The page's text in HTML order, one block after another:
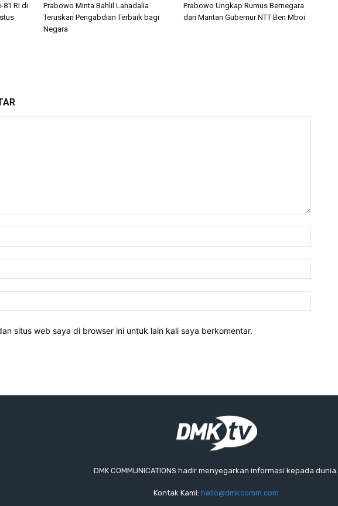
81 RI di
Prabowo Minta Bahlil Lahadalia
Teruskan Pengabdian Terbaik bagi
Negara
Prabowo Ungkap Rumus Bernegara
dari Mantan Gubernur NTT Ben Mboi
situs web saya di browser ini untuk lain kali saya berkomentar.
DMK COMMUNICATIONS hadir menyegarkan informasi kepada dunia.
Kontak Kami: hello@dmkcomm.com